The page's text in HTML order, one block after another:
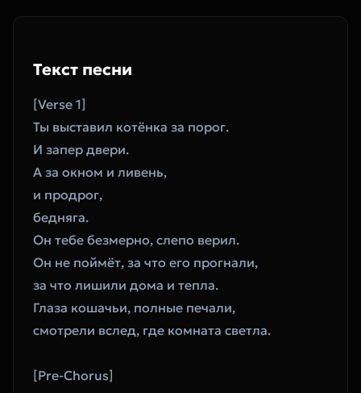
Текст песни
[Verse 1]
Ты выставил котёнка за порог.
И запер двери.
А за окном и ливень,
и продрог,
бедняга.
Он тебе безмерно, слепо верил.
Он не поймёт, за что его прогнали,
за что лишили дома и тепла.
Глаза кошачьи, полные печали,
смотрели вслед, где комната светла.
[Pre-Chorus]